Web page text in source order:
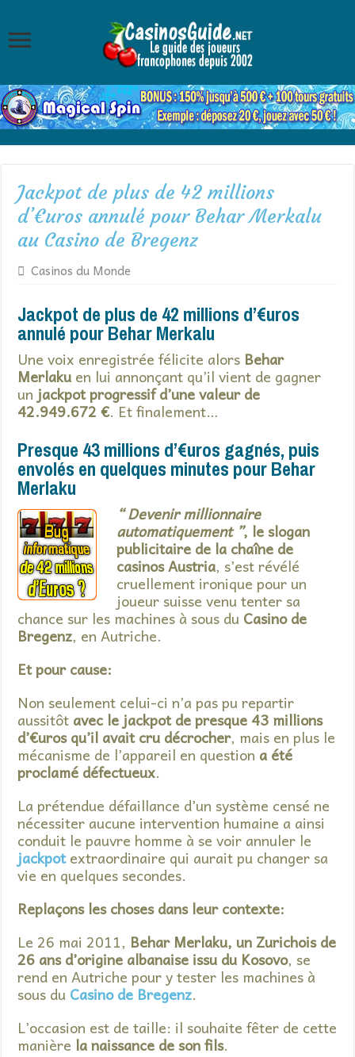
Jackpot de plus de 42 millions
d’€uros annulé pour Behar Merkalu
au Casino de Bregenz
Casinos du Monde
Jackpot de plus de 42 millions d’€uros
annulé pour Behar Merkalu
Une voix enregistrée félicite alors Behar
Merlaku en lui annonçant qu’il vient de gagner
un jackpot progressif d’une valeur de
42.949.672 €. Et finalement…
Presque 43 millions d’€uros gagnés, puis
envolés en quelques minutes pour Behar
Merlaku
“ Devenir millionnaire
automatiquement ”, le slogan
publicitaire de la chaîne de
casinos Austria, s’est révélé
cruellement ironique pour un
joueur suisse venu tenter sa
chance sur les machines à sous du Casino de
Bregenz, en Autriche.
Et pour cause:
Non seulement celui-ci n’a pas pu repartir
aussitôt avec le jackpot de presque 43 millions
d’€uros qu’il avait cru décrocher, mais en plus le
mécanisme de l’appareil en question a été
proclamé défectueux.
La prétendue défaillance d’un système censé ne
nécessiter aucune intervention humaine a ainsi
conduit le pauvre homme à se voir annuler le
jackpotextraordinaire qui aurait pu changer sa
vie en quelques secondes.
Replaçons les choses dans leur contexte:
Le 26 mai 2011, Behar Merlaku, un Zurichois de
26 ans d’origine albanaise issu du Kosovo, se
rend en Autriche pour y tester les machines à
sous du Casino de Bregenz.
L’occasion est de taille: il souhaite fêter de cette
manière la naissance de son fils.